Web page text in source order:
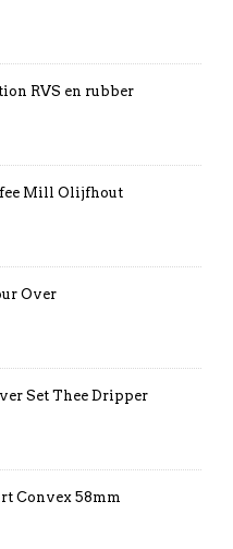
RVS en rubber
Mill Olijfhout
Over
Set Thee Dripper
Convex 58mm